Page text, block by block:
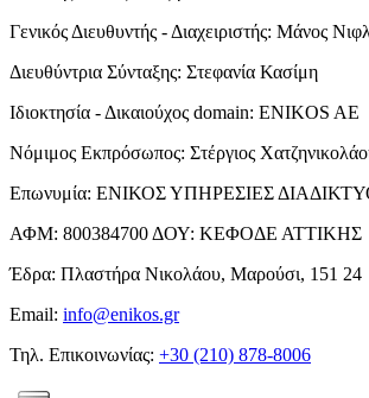
Γενικός Διευθυντής - Διαχειριστής: Μάνος
Διευθύντρια Σύνταξης: Στεφανία Κασίμη
Ιδιοκτησία - Δικαιούχος domain: ENIKOS AE
Νόμιμος Εκπρόσωπος: Στέργιος
Επωνυμία: ΕΝΙΚΟΣ ΥΠΗΡΕΣΙΕΣ
ΑΦΜ: 800384700 ΔΟΥ: ΚΕΦΟΔΕ ΑΤΤΙΚΗΣ
Έδρα: Πλαστήρα Νικολάου, Μαρούσι, 151 24
Email: info@enikos.gr
Τηλ. Επικοινωνίας: +30 (210) 878-8006